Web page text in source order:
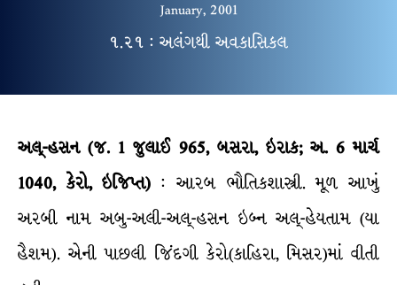
January, 2001
૧.૨૧ : અલંગથી અવકાસિકલ
અલ્-હસન (જ. 1 જુલાઈ 965, બસરા, ઇરાક; અ. 6 માર્ચ
1040, કેરો, ઇજિપ્ત) : આરબ ભૌતિકશાસ્ત્રી. મૂળ આખું
અરબી નામ અબુ-અલી-અલ્-હસન ઇબ્ન અલ્-હેયતામ (યા
હૈશમ). એની પાછલી જિંદગી કેરો(કાહિરા, મિસર)માં વીતી